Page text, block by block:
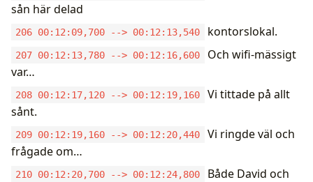
sån här delad
206 00:12:09,700 --> 00:12:13,540 kontorslokal.
207 00:12:13,780 --> 00:12:16,600
Och wifi-mässigt
var…
208 00:12:17,120 --> 00:12:19,160
Vi tittade på allt
sånt.
209 00:12:19,160 --> 00:12:20,440
Vi ringde väl och
frågade om…
210 00:12:20,700 --> 00:12:24,800
Både David och